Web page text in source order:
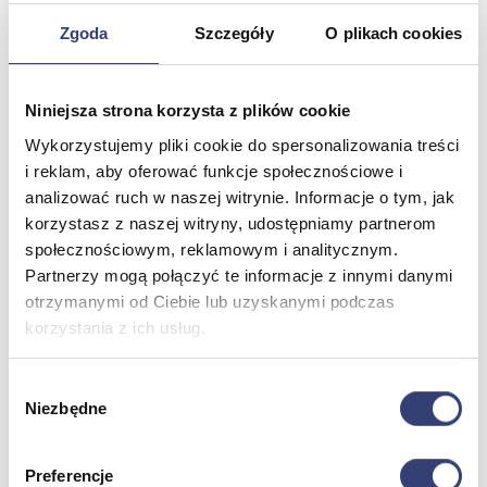
Zgoda Szczegóły O plikach cookies
Niniejsza strona korzysta z plików cookie
Wykorzystujemy pliki cookie do spersonalizowania treści
i reklam, aby oferować funkcje społecznościowe i
analizować ruch w naszej witrynie. Informacje o tym, jak
korzystasz z naszej witryny, udostępniamy partnerom
społecznościowym, reklamowym i analitycznym.
Partnerzy mogą połączyć te informacje z innymi danymi
otrzymanymi od Ciebie lub uzyskanymi podczas
korzystania z ich usług.
zgody
Niezbędne
Preferencje
Dofinansowania
Zobacz wszystko
Wynajem
Wróć
Zobacz wszystko
Aquatizer Testowy
Robot rehabilitacyjny ROBERT®
Dofinansowania
Nasze marki